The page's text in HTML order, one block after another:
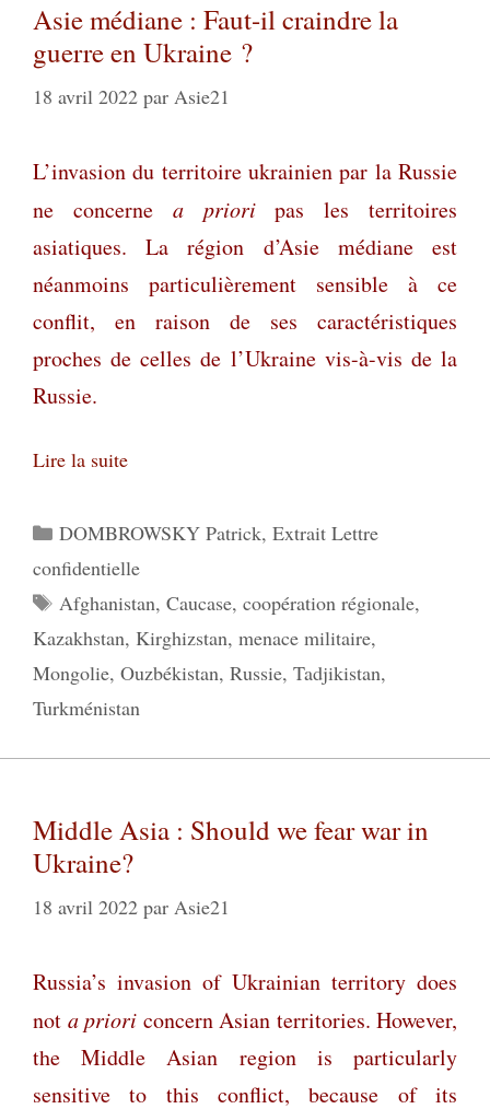
Asie médiane : Faut-il craindre la
guerre en Ukraine ?
18 avril 2022 par Asie21
L’invasion du territoire ukrainien par la Russie
ne concerne a prioripas les territoires
asiatiques. La région d’Asie médiane est
néanmoins particulièrement sensible à ce
conflit, en raison de ses caractéristiques
proches de celles de l’Ukraine vis-à-vis de la
Russie.
Lire la suite
Catégories
DOMBROWSKY Patrick, Extrait Lettre
confidentielle
Étiquettes
Afghanistan, Caucase, coopération régionale,
Kazakhstan, Kirghizstan, menace militaire,
Mongolie, Ouzbékistan, Russie, Tadjikistan,
Turkménistan
Middle Asia : Should we fear war in
Ukraine?
18 avril 2022 par Asie21
Russia’s invasion of Ukrainian territory does
not a priori concern Asian territories. However,
the Middle Asian region is particularly
sensitive to this conflict, because of its